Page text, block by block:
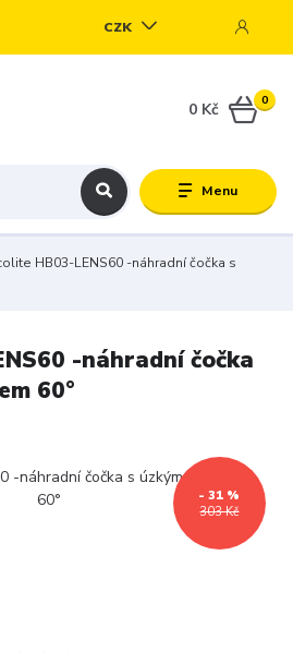
Menu
CZK
0
0 Kč
HB03-LENS60 -náhradní čočka s
-náhradní čočka
60°
303 Kč
- 31 %